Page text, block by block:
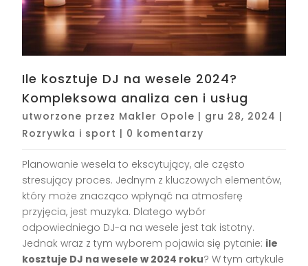
Ile kosztuje DJ na wesele 2024?
Kompleksowa analiza cen i usług
utworzone przez Makler Opole | gru 28, 2024 |
Rozrywka i sport | 0 komentarzy
Planowanie wesela to ekscytujący, ale często
stresujący proces. Jednym z kluczowych elementów,
który może znacząco wpłynąć na atmosferę
przyjęcia, jest muzyka. Dlatego wybór
odpowiedniego DJ-a na wesele jest tak istotny.
Jednak wraz z tym wyborem pojawia się pytanie: ile
kosztuje DJ na wesele w 2024 roku? W tym artykule